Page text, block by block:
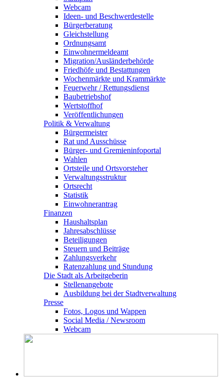
Webcam
Ideen- und Beschwerdestelle
Bürgerberatung
Gleichstellung
Ordnungsamt
Einwohnermeldeamt
Migration/Ausländerbehörde
Friedhöfe und Bestattungen
Wochenmärkte und Krammärkte
Feuerwehr / Rettungsdienst
Baubetriebshof
Wertstoffhof
Veröffentlichungen
Politik & Verwaltung
Bürgermeister
Rat und Ausschüsse
Bürger- und Gremieninfoportal
Wahlen
Ortsteile und Ortsvorsteher
Verwaltungsstruktur
Ortsrecht
Statistik
Einwohnerantrag
Finanzen
Haushaltsplan
Jahresabschlüsse
Beteiligungen
Steuern und Beiträge
Zahlungsverkehr
Ratenzahlung und Stundung
Die Stadt als Arbeitgeberin
Stellenangebote
Ausbildung bei der Stadtverwaltung
Presse
Fotos, Logos und Wappen
Social Media / Newsroom
Webcam